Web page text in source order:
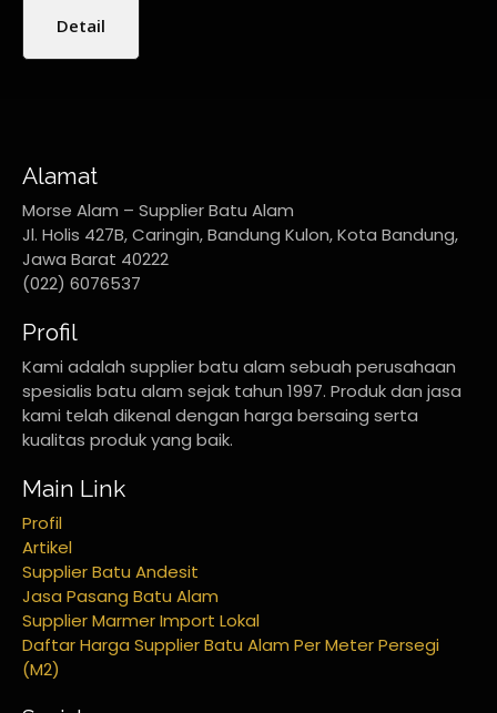
Detail
Alamat
Morse Alam – Supplier Batu Alam
Jl. Holis 427B, Caringin, Bandung Kulon, Kota Bandung,
Jawa Barat 40222
(022) 6076537
Profil
Kami adalah supplier batu alam sebuah perusahaan
spesialis batu alam sejak tahun 1997. Produk dan jasa
kami telah dikenal dengan harga bersaing serta
kualitas produk yang baik.
Main Link
Profil
Artikel
Supplier Batu Andesit
Jasa Pasang Batu Alam
Supplier Marmer Import Lokal
Daftar Harga Supplier Batu Alam Per Meter Persegi
(M2)